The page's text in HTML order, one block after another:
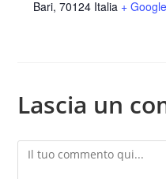
Bari, 70124 Italia +
Lascia un